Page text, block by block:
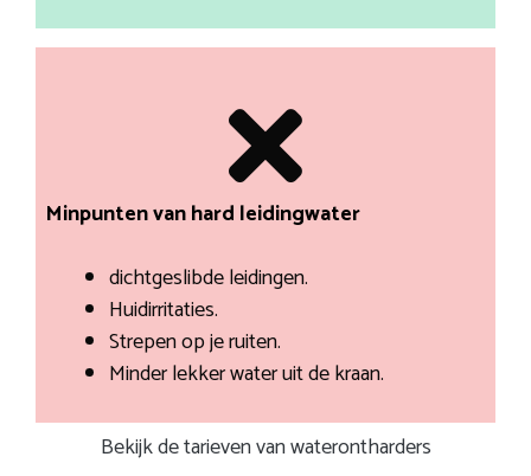
Minpunten van hard leidingwater
dichtgeslibde leidingen.
Huidirritaties.
Strepen op je ruiten.
Minder lekker water uit de kraan.
Bekijk de tarieven van waterontharders